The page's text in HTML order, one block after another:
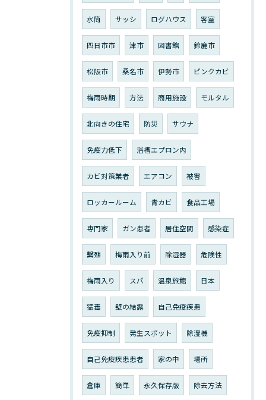
水筒 サッシ ログハウス 客室
四日市市 津市 図書館 鈴鹿市
松阪市 桑名市 伊勢市 ピンクカビ
梅雨時期 方法 商用施設 モルタル
北向きの住宅 防災 サウナ
免疫力低下 浴槽エプロン内
カビ対策業者 エアコン 被害
ロッカールーム 青カビ 食品工場
専門家 ガン患者 居住空間 感染症
繫殖 梅雨入り前 除湿器 危険性
梅雨入り スパ 温泉旅館 日本
猛毒 壁の結露 自己免疫疾患
免疫抑制 発生スポット 除湿機
自己免疫疾患患者 家の中 場所
倉庫 簡単 永久保存版 除去方法